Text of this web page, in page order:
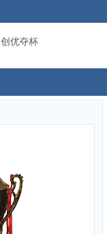
创优夺杯